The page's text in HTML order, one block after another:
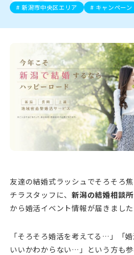
佐渡
新潟市中央区 新潟市東区 新潟
新潟市江南区 新潟
村上・関川
新発田・聖籠
胎内
三条・加茂・田上
五泉・阿賀野・阿
長岡・見附
小千谷・十日町・津南
柏崎・刈羽・出雲崎
上越・妙高・糸
ラーメン・開店
ラーメン・閉店
スイーツ
ご当地グルメ 食べ歩き テイク
居酒屋・バー 焼肉
パン・ベーカリー
タレカツ・豚カツ
旨辛・激辛
定食・町定食 海鮮・
日本酒・新潟清酒
ワイン・クラフト
ケーキ・パフェ
ビアガーデン・暑気
忘新年会・歓送迎会
スポーツ
セミナー・講演会 子ども向け 花
完成見学会 学生ス
習い事・塾 アパレル・雑貨
フィ
観光スポット
温泉・入浴 ホテル
リラクゼーション・整体
スキー場
病院・クリニック
イオンモール
ビルボードプレイスBP
新潟伊勢丹
リバーサイド千秋
パティオPATIO
ラーメンまとめ
飲食店まとめ
習い事・塾 通販・EC
官公庁・自治体
新潟市 チラシ
上越・妙高・糸魚川 チラシ
注目
火曜セール
オープン・リニューアル
周年祭・感謝祭セール
年末・初売り
新潟市中央区エリア
キャンペーン
友達の結婚式ラッシュでそろそろ
チラスタッフに、 新潟の結婚相談
から婚活イベント情報が届きました
「そろそろ婚活を考えてる…」「
いいかわからない…」という方も